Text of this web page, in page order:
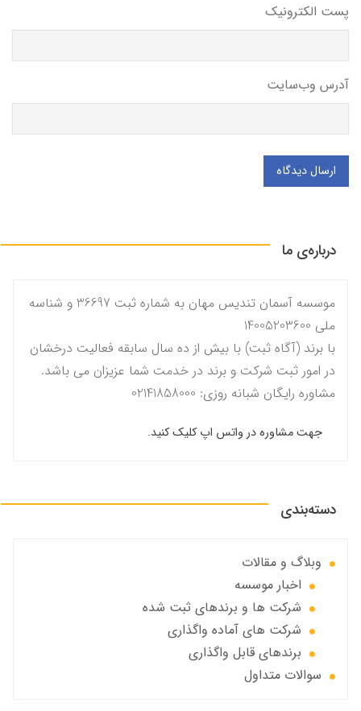
پست الکترونیک
آدرس وب‌سایت
ارسال دیدگاه
درباره‌ی ما
موسسه آسمان تندیس مهان به شماره ثبت 36697 و شناسه
ملی 14005203600
با برند (آگاه ثبت) با بیش از ده سال سابقه فعالیت درخشان
در امور ثبت شرکت و برند در خدمت شما عزیزان می باشد.
مشاوره رایگان شبانه روزی: 02141858000
جهت مشاوره در واتس اپ کلیک کنید.
دسته‌بندی
وبلاگ و مقالات
اخبار موسسه
شرکت ها و برندهای ثبت شده
شرکت های آماده واگذاری
برندهای قابل واگذاری
سوالات متداول